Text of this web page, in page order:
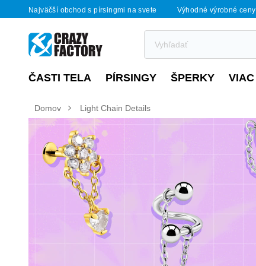
Najväčší obchod s pírsingmi na svete Výhodné výrobné ceny
ČASTI TELA PÍRSINGY ŠPERKY VIAC
Domov Light Chain Details